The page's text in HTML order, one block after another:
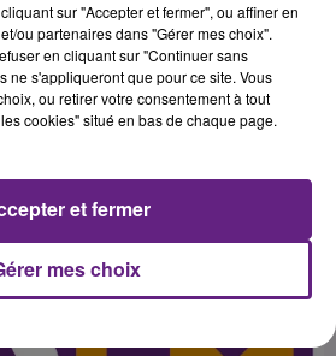
Darcy à Dijon. Elle
à 17h30
Guillaume qui sera
à 12h24 par 45
sur "Accepter et fermer", ou affiner en
ou partenaires dans "Gérer mes choix".
en cliquant sur "Continuer sans
ne s'appliqueront que pour ce site. Vous
ou retirer votre consentement à tout
cookies" situé en bas de chaque page.
mes choix
et fermer